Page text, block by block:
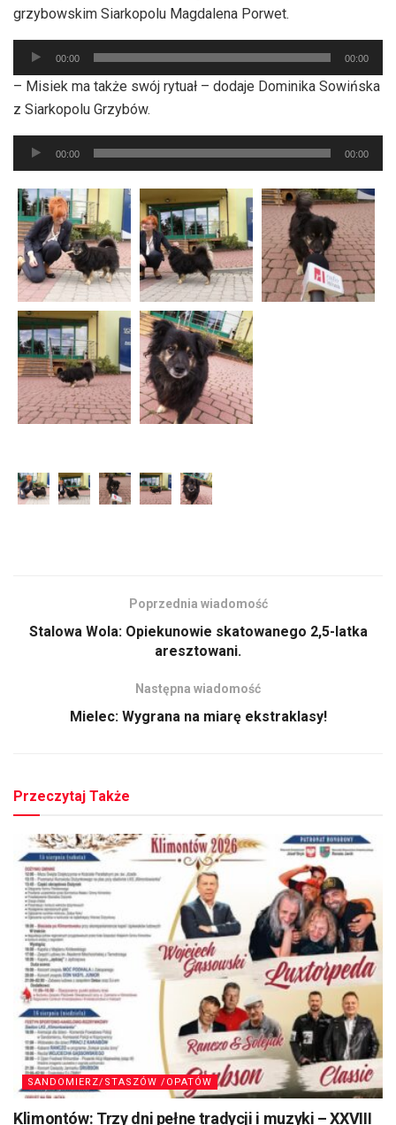
grzybowskim Siarkopolu Magdalena Porwet.
Odtwarzacz
plików
dźwiękowych
00:00 00:00
– Misiek ma także swój rytuał – dodaje Dominika Sowińska
z Siarkopolu Grzybów.
Odtwarzacz
plików
dźwiękowych
00:00 00:00
Poprzednia wiadomość
Stalowa Wola: Opiekunowie skatowanego 2,5-latka
aresztowani.
Następna wiadomość
Mielec: Wygrana na miarę ekstraklasy!
Przeczytaj Także
SANDOMIERZ/STASZÓW /OPATÓW
Klimontów: Trzy dni pełne tradycji i muzyki – XXVIII